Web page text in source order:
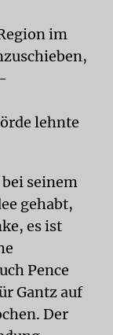
im
lehnte
seinem
gehabt,
es ist
Pence
Gantz auf
Der